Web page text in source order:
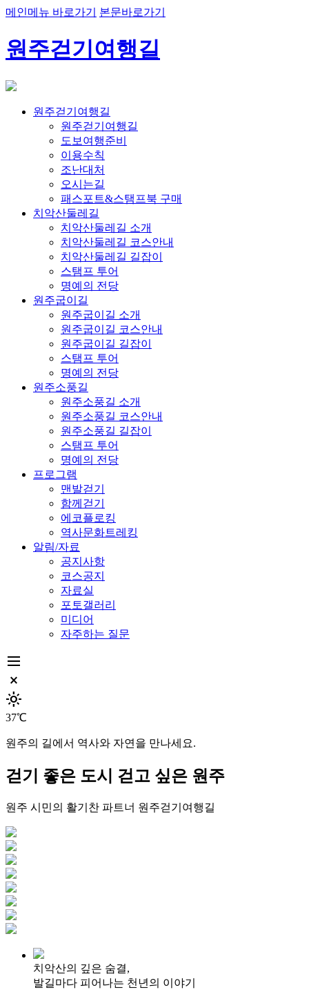
메인메뉴 바로가기 본문바로가기
원주걷기여행길
원주걷기여행길
원주걷기여행길
도보여행준비
이용수칙
조난대처
오시는길
패스포트&스탬프북 구매
치악산둘레길
치악산둘레길 소개
치악산둘레길 코스안내
치악산둘레길 길잡이
스탬프 투어
명예의 전당
원주굽이길
원주굽이길 소개
원주굽이길 코스안내
원주굽이길 길잡이
스탬프 투어
명예의 전당
원주소풍길
원주소풍길 소개
원주소풍길 코스안내
원주소풍길 길잡이
스탬프 투어
명예의 전당
프로그램
맨발걷기
함께걷기
에코플로킹
역사문화트레킹
알림/자료
공지사항
코스공지
자료실
포토갤러리
미디어
자주하는 질문
dehaze
close_small
light_mode
37℃
원주의 길에서 역사와 자연을 만나세요.
걷기 좋은 도시 걷고 싶은 원주
원주 시민의 활기찬 파트너 원주걷기여행길
치악산의 깊은 숨결,
발길마다 피어나는 천년의 이야기